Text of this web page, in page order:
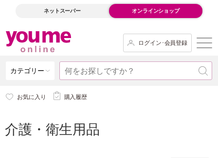
ネットスーパー オンラインショップ
ログイン･会員登録
カテゴリー
お気に入り 購入履歴
介護・衛生用品